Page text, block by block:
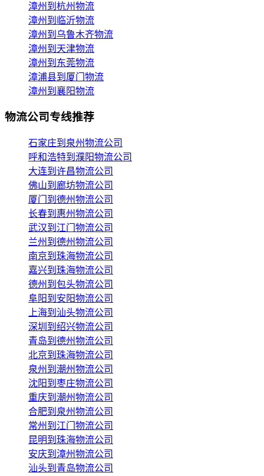
漳州到杭州物流
漳州到临沂物流
漳州到乌鲁木齐物流
漳州到天津物流
漳州到东莞物流
漳浦县到厦门物流
漳州到襄阳物流
物流公司专线推荐
石家庄到泉州物流公司
呼和浩特到濮阳物流公司
大连到许昌物流公司
佛山到廊坊物流公司
厦门到德州物流公司
长春到惠州物流公司
武汉到江门物流公司
兰州到德州物流公司
南京到珠海物流公司
嘉兴到珠海物流公司
德州到包头物流公司
阜阳到安阳物流公司
上海到汕头物流公司
深圳到绍兴物流公司
青岛到德州物流公司
北京到珠海物流公司
泉州到潮州物流公司
沈阳到枣庄物流公司
重庆到潮州物流公司
合肥到泉州物流公司
常州到江门物流公司
昆明到珠海物流公司
安庆到漳州物流公司
汕头到青岛物流公司